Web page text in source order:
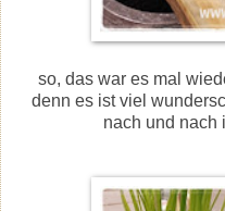
so, das war es mal
denn es ist viel
nach und nach